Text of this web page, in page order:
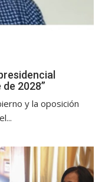
2028”
y la oposición